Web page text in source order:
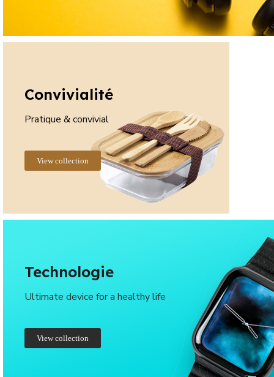
Convivialité
Pratique & convivial
View collection
Technologie
Ultimate device for a healthy life
View collection